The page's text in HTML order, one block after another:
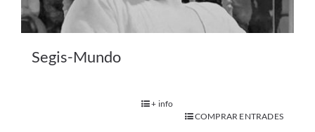
Segis-Mundo
+ info
COMPRAR ENTRADES